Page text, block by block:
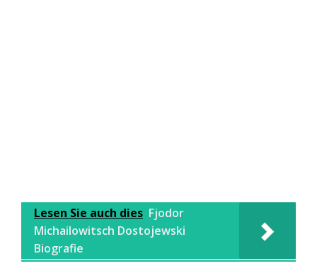
Lesen Sie auch dies Fjodor
Michailowitsch Dostojewski
Biografie